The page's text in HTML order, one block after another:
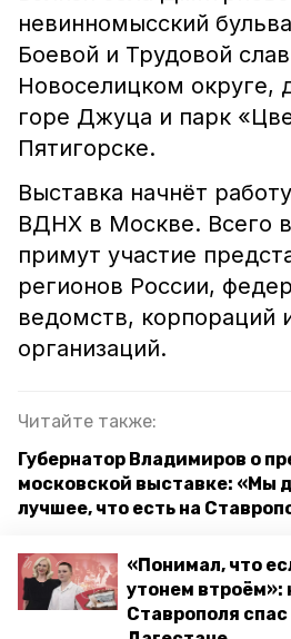
«Понимал, что
утонем
Ставрополя спас
невинномысский
Боевой и Трудовой
Новоселицком округе,
горе Джуца и парк
Пятигорске.
Выставка начнёт
ВДНХ в Москве. Всего
примут участие
регионов России,
ведомств, корпораций
организаций.
Читайте также:
Губернатор Владимиров о
московской выставке: «Мы
лучшее, что есть на
Выставку «Познание —
открыли в краевом
фоторепортаж